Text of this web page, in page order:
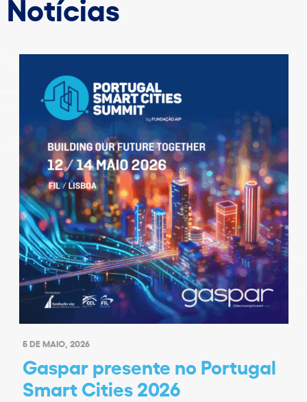
5 DE MAIO, 2026
Gaspar presente no Portugal
Smart Cities 2026